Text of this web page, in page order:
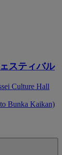
スティバル
Culture Hall
Bunka Kaikan)